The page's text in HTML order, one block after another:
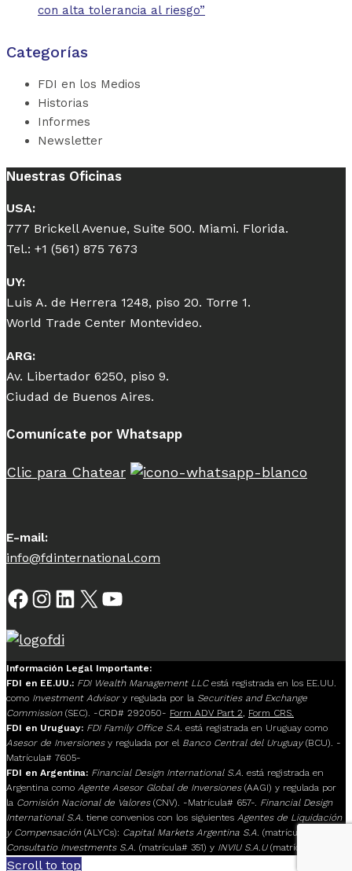
con alta tolerancia al riesgo”
Categorías
FDI en los Medios
Historias
Informes
Newsletter
Nuestras Oficinas
USA:
777 Brickell Avenue, Suite 500. Miami. Florida.
Tel.: +1 (561) 875 7673
UY:
Luis A. de Herrera 1248, piso 20. Torre 1.
World Trade Center Montevideo.
ARG:
Av. Libertador 6250, piso 9.
Ciudad de Buenos Aires.
Comunícate por Whatsapp
Clic para Chatear
E-mail:
info@fdinternational.com
Facebook
Instagram
LinkedIn
X YouTube
Información Legal Importante:
FDI en EE.UU.: FDI Wealth Management LLCestá registrada en los EE.UU.
como Investment Advisory regulada por la Securities and Exchange
Commission(SEC). -CRD# 292050- Form ADV Part 2, Form CRS.
FDI en Uruguay: FDI Family Office S.A. está registrada en Uruguay como
Asesor de Inversionesy regulada por el Banco Central del Uruguay(BCU). -
Matrícula# 7605-
FDI en Argentina: Financial Design International S.A. está registrada en
Argentina como Agente Asesor Global de Inversiones(AAGI) y regulada por
la Comisión Nacional de Valores(CNV). -Matrícula# 657-. Financial Design
International S.A. tiene convenios con los siguientes Agentes de Liquidación
y Compensación(ALYCs): Capital Markets Argentina S.A. (matrícula# 117),
Consultatio Investments S.A. (matrícula# 351) y INVIU S.A.U(matrícula# 205).
Scroll to top